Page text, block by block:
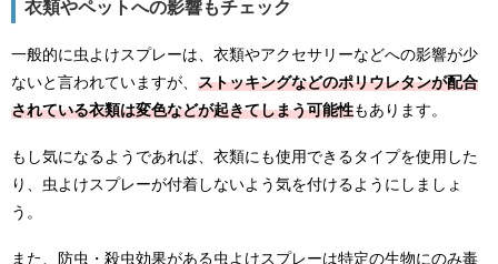
衣類やペットへの影響もチェック
一般的に虫よけスプレーは、衣類やアクセサリーなどへの影響が少
ないと言われていますが、 ストッキングなどのポリウレタンが配合
されている衣類は変色などが起きてしまう可能性もあります。
もし気になるようであれば、衣類にも使用できるタイプを使用した
り、虫よけスプレーが付着しないよう気を付けるようにしましょ
う。
また、防虫・殺虫効果がある虫よけスプレーは特定の生物にのみ毒